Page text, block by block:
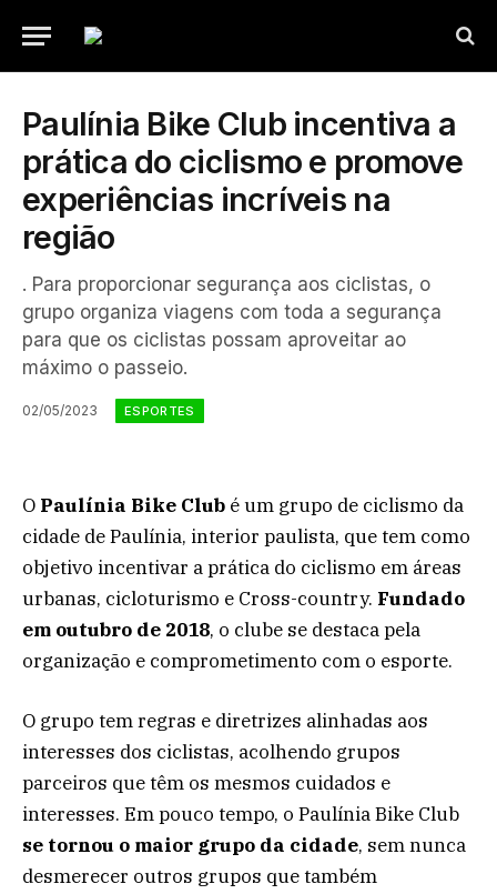
Paulínia Bike Club incentiva a
prática do ciclismo e promove
experiências incríveis na
região
. Para proporcionar segurança aos ciclistas, o
grupo organiza viagens com toda a segurança
para que os ciclistas possam aproveitar ao
máximo o passeio.
02/05/2023 ESPORTES
O Paulínia Bike Club é um grupo de ciclismo da
cidade de Paulínia, interior paulista, que tem como
objetivo incentivar a prática do ciclismo em áreas
urbanas, cicloturismo e Cross-country. Fundado
em outubro de 2018, o clube se destaca pela
organização e comprometimento com o esporte.
O grupo tem regras e diretrizes alinhadas aos
interesses dos ciclistas, acolhendo grupos
parceiros que têm os mesmos cuidados e
interesses. Em pouco tempo, o Paulínia Bike Club
se tornou o maior grupo da cidade, sem nunca
desmerecer outros grupos que também